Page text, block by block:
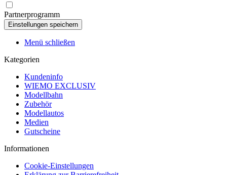
Partnerprogramm
Menü schließen
Kategorien
Kundeninfo
WIEMO EXCLUSIV
Modellbahn
Zubehör
Modellautos
Medien
Gutscheine
Informationen
Cookie-Einstellungen